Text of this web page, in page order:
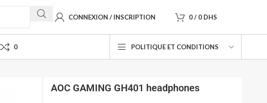
CONNEXION / INSCRIPTION 0/ 0 DHS
0 POLITIQUE ET CONDITIONS
AOC GAMING GH401 headphones